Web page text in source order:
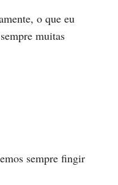
o que eu
muitas
sempre fingir